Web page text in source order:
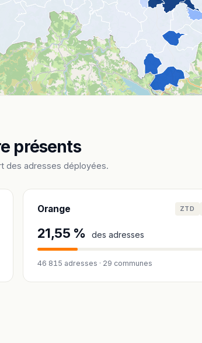
présents
des adresses déployées.
Orange ZTD
21,55 % des adresses
46 815 adresses · 29 communes